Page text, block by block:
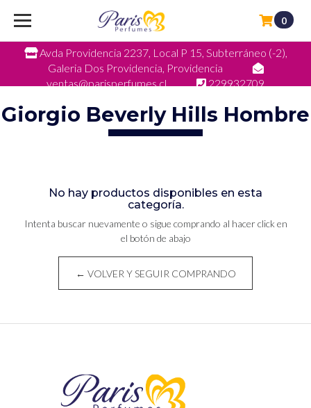
Avda Providencia 2237, Local P 15, Subterráneo (-2),
Galeria Dos Providencia, Providencia
ventas@parisperfumes.cl
229932709
0
Giorgio Beverly Hills Hombre
No hay productos disponibles en esta
categoría.
Intenta buscar nuevamente o sigue comprando al hacer click en
el botón de abajo
← VOLVER Y SEGUIR COMPRANDO